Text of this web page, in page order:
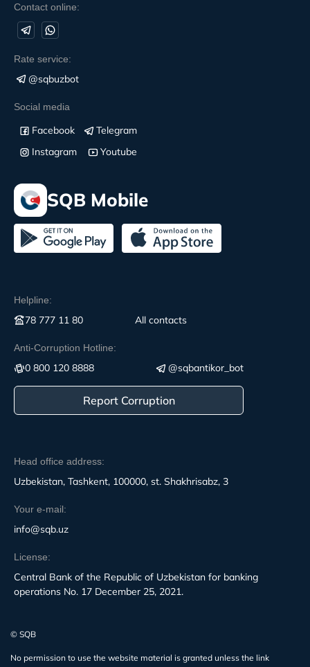
Head office address:
Uzbekistan, Tashkent, 100000, st. Shakhrisabz, 3
Your e-mail:
info@sqb.uz
License:
Central Bank of the Republic of Uzbekistan for banking
operations No. 17 December 25, 2021.
Contact online:
Rate service:
@sqbuzbot
Social media
Facebook
Telegram
Instagram
Youtube
SQB Mobile
Helpline:
78 777 11 80 All contacts
Anti-Corruption Hotline:
0 800 120 8888 @sqbantikor_bot
Report Corruption
© SQB
No permission to use the website material is granted unless the link